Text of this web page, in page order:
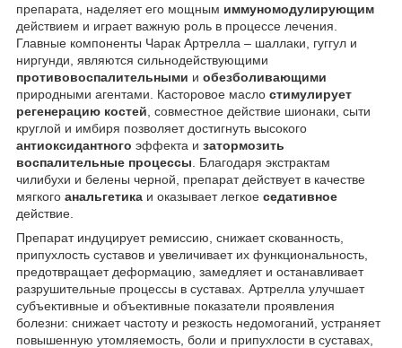
препарата, наделяет его мощным иммуномодулирующим
действием и играет важную роль в процессе лечения.
Главные компоненты Чарак Артрелла – шаллаки, гуггул и
ниргунди, являются сильнодействующими
противовоспалительными и обезболивающими
природными агентами. Касторовое масло стимулирует
регенерацию костей , совместное действие шионаки, сыти
круглой и имбиря позволяет достигнуть высокого
антиоксидантного эффекта и затормозить
воспалительные процессы . Благодаря экстрактам
чилибухи и белены черной, препарат действует в качестве
мягкого анальгетика и оказывает легкое седативное
действие.
Препарат индуцирует ремиссию, снижает скованность,
припухлость суставов и увеличивает их функциональность,
предотвращает деформацию, замедляет и останавливает
разрушительные процессы в суставах. Артрелла улучшает
субъективные и объективные показатели проявления
болезни: снижает частоту и резкость недомоганий, устраняет
повышенную утомляемость, боли и припухлости в суставах,